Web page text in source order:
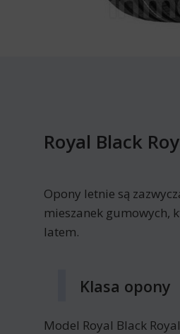
Royal Black
Opony letnie są
mieszanek gumowych,
latem.
Klasa opony
Model Royal Black